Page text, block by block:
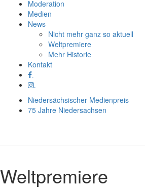
Moderation
Medien
News
Nicht mehr ganz so aktuell
Weltpremiere
Mehr Historie
Kontakt
Niedersächsischer Medienpreis
75 Jahre Niedersachsen
Weltpremiere